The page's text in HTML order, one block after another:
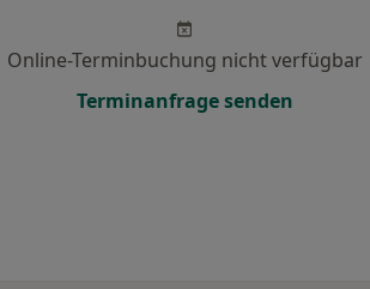
Online-Terminbuchung nicht verfügbar
Terminanfrage senden